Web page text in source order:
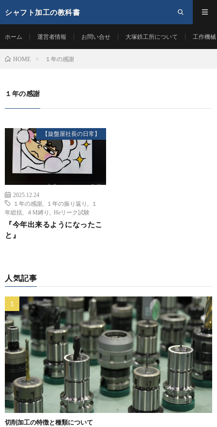
シャフト加工の教科書
ホーム 運営者情報 お問い合せ 大塚鉄工所について 工作機
HOME １年の感謝
１年の感謝
【旋盤屋社長の日常】
2025.12.24
１年の感謝
１年の振り返り
１
年総括
４M縛り Heリーク試験
『今年出来るようになったこ
と』
人気記事
切削加工の特徴と種類について